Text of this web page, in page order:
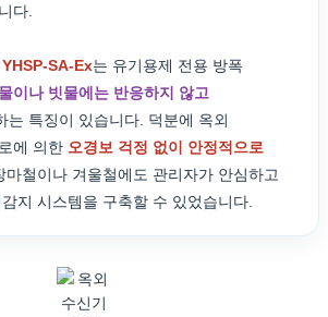
다.
YHSP-SA-Ex는 유기용제 전용 방폭
이나 빗물에는 반응하지 않고
는 특징이 있습니다. 덕분에 옥외
에 의한 오경보 걱정 없이 안정적으로
마철이나 겨울철에도 관리자가 안심하고
지 시스템을 구축할 수 있었습니다.